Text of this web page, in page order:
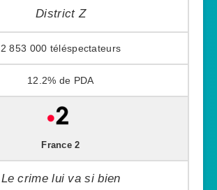
District Z
2 853 000
12.2%
France 2
Le crime lui va si bien